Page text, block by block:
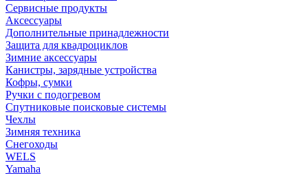
Сервисные продукты
Аксессуары
Дополнительные принадлежности
Защита для квадроциклов
Зимние аксессуары
Канистры, зарядные устройства
Кофры, сумки
Ручки с подогревом
Спутниковые поисковые системы
Чехлы
Зимняя техника
Снегоходы
WELS
Yamaha